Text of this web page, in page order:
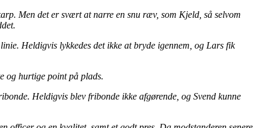
Men det er svært at narre en snu ræv, som Kjeld, så selvom
Heldigvis lykkedes det ikke at bryde igennem, og Lars fik
og hurtige point på plads.
Heldigvis blev fribonde ikke afgørende, og Svend kunne